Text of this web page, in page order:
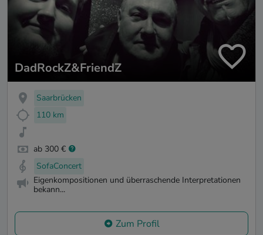
DadRockZ&FriendZ
Saarbrücken
110 km
ab 300 €
SofaConcert
Eigenkompositionen und überraschende Interpretationen
bekann...
Zum Profil